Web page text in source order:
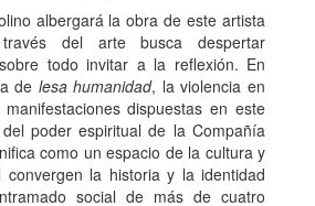
albergará la obra de este artista
del arte busca despertar
todo invitar a la reflexión. En
de lesa humanidad, la violencia en
dispuestas en este
poder espiritual de la Compañía
como un espacio de la cultura y
la historia y la identidad
social de más de cuatro